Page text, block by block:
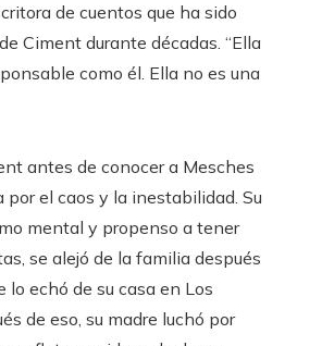
de cuentos que ha sido
Ciment durante décadas. “Ella
como él. Ella no es una
antes de conocer a Mesches
por el caos y la inestabilidad. Su
mental y propenso a tener
se alejó de la familia después
lo echó de su casa en Los
de eso, su madre luchó por